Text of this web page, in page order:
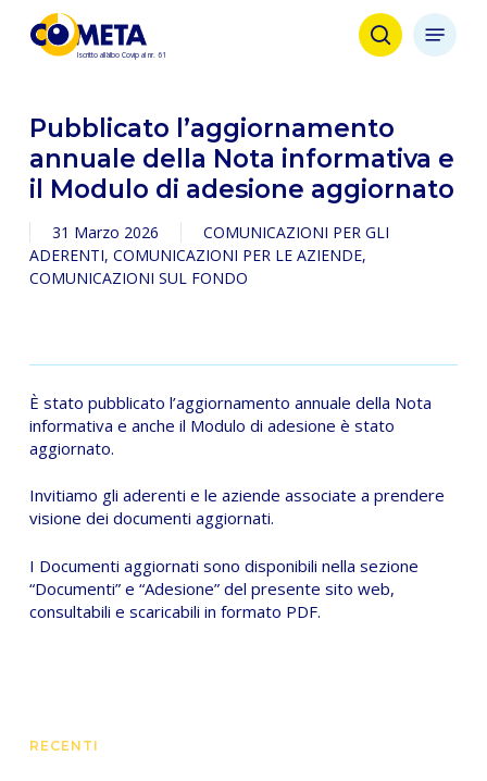
search
Menu
Pubblicato l’aggiornamento
annuale della Nota informativa e
il Modulo di adesione aggiornato
31 Marzo 2026
COMUNICAZIONI PER GLI
ADERENTI, COMUNICAZIONI PER LE AZIENDE,
COMUNICAZIONI SUL FONDO
È stato pubblicato l’aggiornamento annuale della Nota
informativa e anche il Modulo di adesione è stato
aggiornato.
Invitiamo gli aderenti e le aziende associate a prendere
visione dei documenti aggiornati.
I Documenti aggiornati sono disponibili nella sezione
“Documenti” e “Adesione” del presente sito web,
consultabili e scaricabili in formato PDF.
RECENTI